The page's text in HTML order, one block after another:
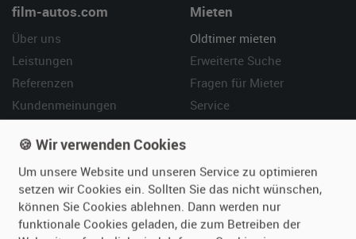
film-autos.com
Über uns
Leistungen
Referenzen
Kundenmeinungen
Mieten
Oldtimer mieten
Erweiterte Suche
Fragen für Mieter
Service
Vermieten
Oldtimer anmelden
Fotos senden
Fragen für Vermieter
Häufige Fragen (FAQ)
So funktioniert's
Kontakt
🍪 Wir verwenden Cookies
Um unsere Website und unseren Service zu optimieren
setzen wir Cookies ein. Sollten Sie das nicht wünschen,
können Sie Cookies ablehnen. Dann werden nur
funktionale Cookies geladen, die zum Betreiben der